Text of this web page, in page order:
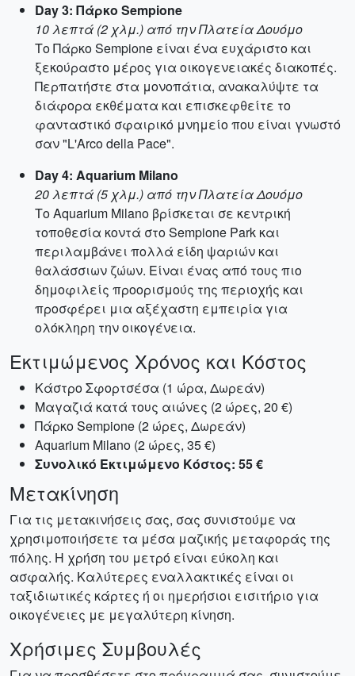
Day 3: Πάρκο Sempione
10 λεπτά (2 χλμ.) από την Πλατεία Δουόμο
Το Πάρκο Sempione είναι ένα ευχάριστο και
ξεκούραστο μέρος για οικογενειακές διακοπές.
Περπατήστε στα μονοπάτια, ανακαλύψτε τα
διάφορα εκθέματα και επισκεφθείτε το
φανταστικό σφαιρικό μνημείο που είναι γνωστό
σαν "L'Arco della Pace".
Day 4: Aquarium Milano
20 λεπτά (5 χλμ.) από την Πλατεία Δουόμο
Το Aquarium Milano βρίσκεται σε κεντρική
τοποθεσία κοντά στο Sempione Park και
περιλαμβάνει πολλά είδη ψαριών και
θαλάσσιων ζώων. Είναι ένας από τους πιο
δημοφιλείς προορισμούς της περιοχής και
προσφέρει μια αξέχαστη εμπειρία για
ολόκληρη την οικογένεια.
Εκτιμώμενος Χρόνος και Κόστος
Κάστρο Σφορτσέσα (1 ώρα, Δωρεάν)
Μαγαζιά κατά τους αιώνες (2 ώρες, 20 €)
Πάρκο Sempione (2 ώρες, Δωρεάν)
Aquarium Milano (2 ώρες, 35 €)
Συνολικό Εκτιμώμενο Κόστος: 55 €
Μετακίνηση
Για τις μετακινήσεις σας, σας συνιστούμε να
χρησιμοποιήσετε τα μέσα μαζικής μεταφοράς της
πόλης. Η χρήση του μετρό είναι εύκολη και
ασφαλής. Καλύτερες εναλλακτικές είναι οι
ταξιδιωτικές κάρτες ή οι ημερήσιοι εισιτήριο για
οικογένειες με μεγαλύτερη κίνηση.
Χρήσιμες Συμβουλές